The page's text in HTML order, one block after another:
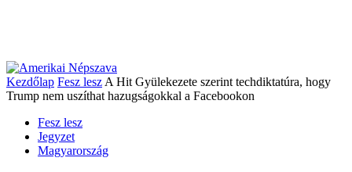
Kezdőlap Fesz lesz A Hit Gyülekezete szerint techdiktatúra, hogy
Trump nem uszíthat hazugságokkal a Facebookon
Fesz lesz
Jegyzet
Magyarország